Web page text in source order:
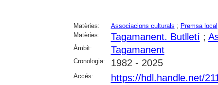
Matèries: Associacions culturals ; Premsa local
Matèries:
Tagamanent. Butlletí;
Àmbit: Tagamanent
Cronologia: 1982 - 2025
Accés: https://hdl.handle.net/